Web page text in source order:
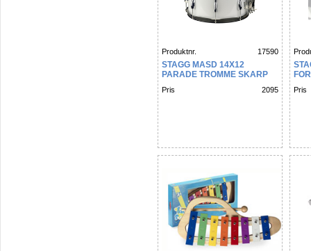
Produktnr. 17590
STAGG MASD 14X12
PARADE TROMME SKARP
Pris 2095 Pris